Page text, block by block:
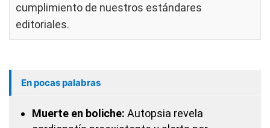
cumplimiento de nuestros estándares
editoriales.
En pocas palabras
Muerte en boliche: Autopsia revela